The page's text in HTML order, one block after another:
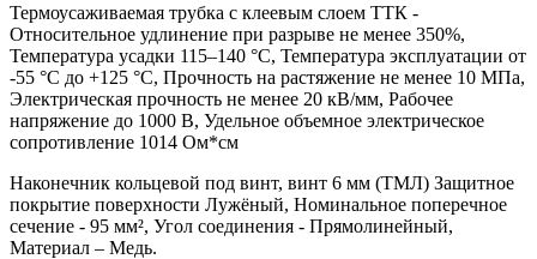
Термоусаживаемая трубка с клеевым слоем ТТК -
Относительное удлинение при разрыве не менее 350%,
Температура усадки 115–140 °C, Температура эксплуатации от
-55 °C до +125 °C, Прочность на растяжение не менее 10 МПа,
Электрическая прочность не менее 20 кВ/мм, Рабочее
напряжение до 1000 В, Удельное объемное электрическое
сопротивление 1014 Ом*см
Наконечник кольцевой под винт, винт 6 мм (ТМЛ) Защитное
покрытие поверхности Лужёный, Номинальное поперечное
сечение - 95 мм², Угол соединения - Прямолинейный,
Материал – Медь.